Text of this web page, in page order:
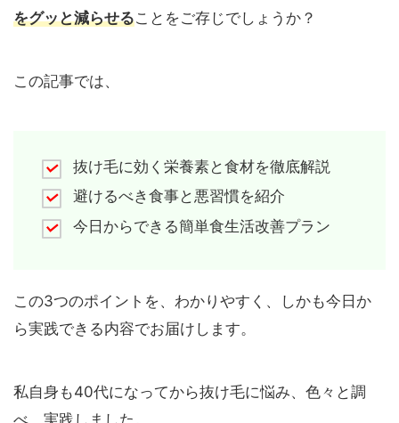
をグッと減らせることをご存じでしょうか？
この記事では、
抜け毛に効く栄養素と食材を徹底解説
避けるべき食事と悪習慣を紹介
今日からできる簡単食生活改善プラン
この3つのポイントを、わかりやすく、しかも今日か
ら実践できる内容でお届けします。
私自身も40代になってから抜け毛に悩み、色々と調